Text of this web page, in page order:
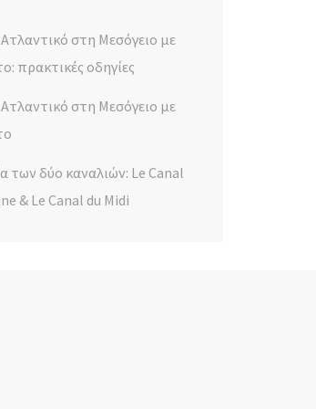
στη Μεσόγειο με
πρακτικές οδηγίες
στη Μεσόγειο με
των δύο καναλιών: Le Canal
& Le Canal du Midi